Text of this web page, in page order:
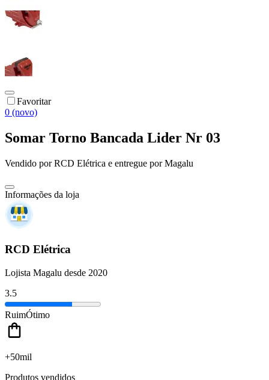
Favoritar
0 (novo)
Somar Torno Bancada Lider Nr 03
Vendido porRCD Elétrica e entregue por Magalu
Informações da loja
RCD Elétrica
Lojista Magalu desde 2020
3.5
RuimÓtimo
+50mil
Produtos vendidos